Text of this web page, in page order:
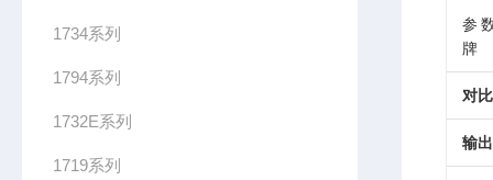
1734系列
1794系列
1732E系列
1719系列
参
牌
对
输